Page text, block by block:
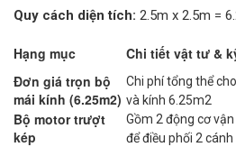
Quy cách diện tích: 2.5m x 2.5m =
Hạng mục Chi tiết vật tư &
Đơn giá trọn bộ
mái kính (6.25m2)
Chi phí tổng thể
và kính 6.25m2
Bộ motor trượt
kép
Gồm 2 động cơ
để điều phối 2 cánh